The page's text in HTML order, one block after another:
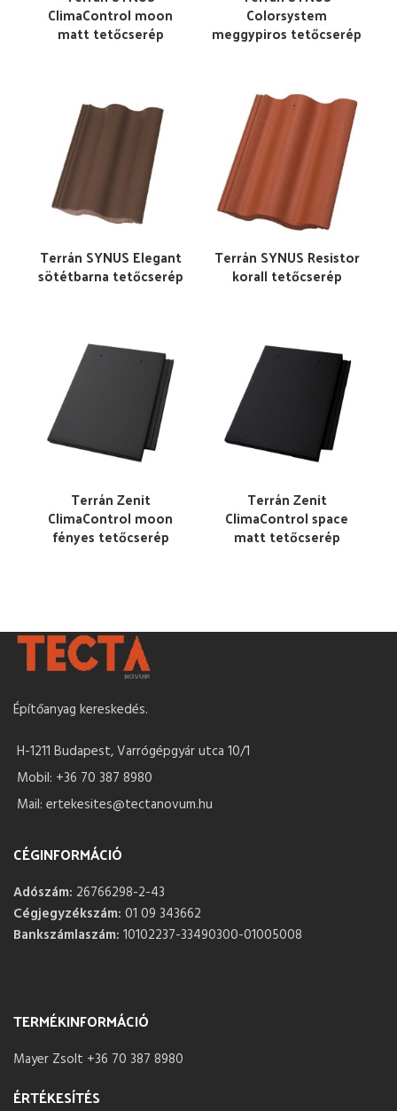
ClimaControl moon
matt tetőcserép
Colorsystem
meggypiros tetőcserép
Terrán SYNUS Elegant
sötétbarna tetőcserép
Terrán SYNUS Resistor
korall tetőcserép
Terrán Zenit
ClimaControl moon
fényes tetőcserép
Terrán Zenit
ClimaControl space
matt tetőcserép
Építőanyag kereskedés.
H-1211 Budapest, Varrógépgyár utca 10/1
Mobil: +36 70 387 8980
Mail: ertekesites@tectanovum.hu
CÉGINFORMÁCIÓ
Adószám: 26766298-2-43
Cégjegyzékszám: 01 09 343662
Bankszámlaszám: 10102237-33490300-01005008
TERMÉKINFORMÁCIÓ
Mayer Zsolt +36 70 387 8980
ÉRTÉKESÍTÉS